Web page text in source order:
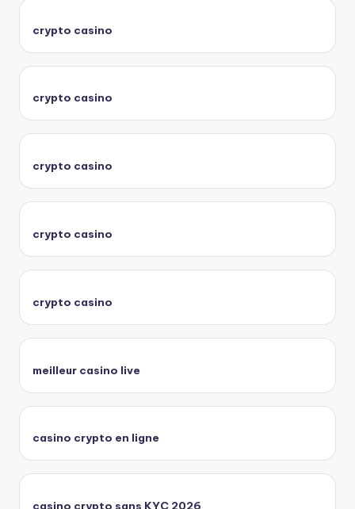
crypto casino
crypto casino
crypto casino
crypto casino
crypto casino
meilleur casino live
casino crypto en ligne
casino crypto sans KYC 2026